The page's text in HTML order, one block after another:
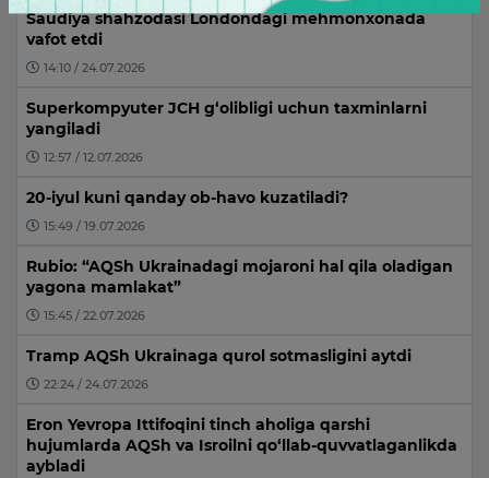
Saudiya shahzodasi Londondagi mehmonxonada
vafot etdi
14:10 / 24.07.2026
Superkompyuter JCH g‘olibligi uchun taxminlarni
yangiladi
12:57 / 12.07.2026
20-iyul kuni qanday ob-havo kuzatiladi?
15:49 / 19.07.2026
Rubio: “AQSh Ukrainadagi mojaroni hal qila oladigan
yagona mamlakat”
15:45 / 22.07.2026
Tramp AQSh Ukrainaga qurol sotmasligini aytdi
22:24 / 24.07.2026
Eron Yevropa Ittifoqini tinch aholiga qarshi
hujumlarda AQSh va Isroilni qo‘llab-quvvatlaganlikda
aybladi